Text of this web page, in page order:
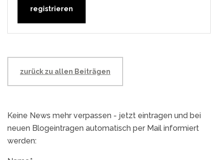
zurück zu allen Beiträgen
Keine News mehr verpassen - jetzt eintragen und bei
neuen Blogeintragen automatisch per Mail informiert
werden: